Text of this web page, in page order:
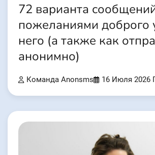
72 варианта
пожеланиями доброго
него (а также как
анонимно)
Команда Anonsms 16 Июля 2026